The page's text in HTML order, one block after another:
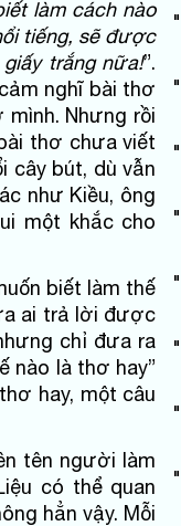
làm cách nào
tiếng, sẽ được
trắng nữa!”.
nghĩ bài thơ
Nhưng rồi
thơ chưa viết
cây bút, dù vẫn
như Kiều, ông
một khắc cho
biết làm thế
ai trả lời được
chỉ đưa ra
nào là thơ hay”
hay, một câu
tên người làm
có thể quan
hẳn vậy. Mỗi
"
"
"
"
"
"
"
"